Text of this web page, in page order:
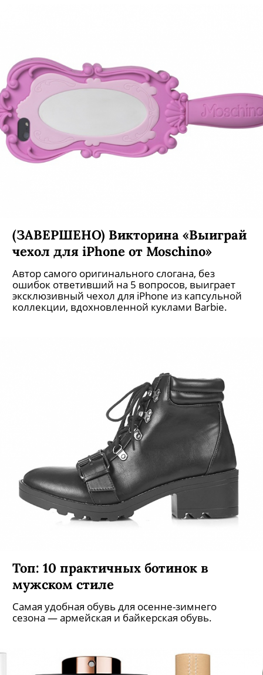
(ЗАВЕРШЕНО) Викторина «Выиграй
чехол для iPhone от Moschino»
Автор самого оригинального слогана, без
ошибок ответивший на 5 вопросов, выиграет
эксклюзивный чехол для iPhone из капсульной
коллекции, вдохновленной куклами Barbie.
Топ: 10 практичных ботинок в
мужском стиле
Самая удобная обувь для осенне-зимнего
сезона — армейская и байкерская обувь.